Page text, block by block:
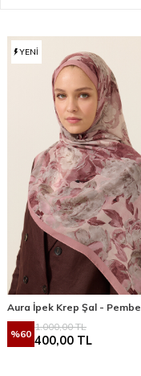
YENI
Aura İpek Krep Şal - Pembe
%60
1.000,00TL
400,00 TL